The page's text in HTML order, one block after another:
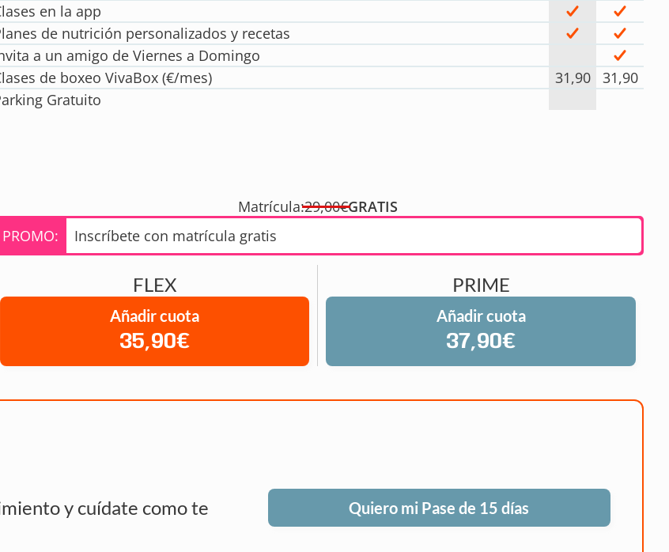
en la app
de nutrición personalizados y recetas
a un amigo de Viernes a Domingo
de boxeo VivaBox (€/mes)
31,90
31,90
Gratuito
Matrícula:29,00€GRATIS
PROMO:
Inscríbete con matrícula gratis
FLEX
Añadir cuota
35,90€
PRIME
Añadir cuota
37,90€
y cuídate como te
Quiero mi Pase de 15 días